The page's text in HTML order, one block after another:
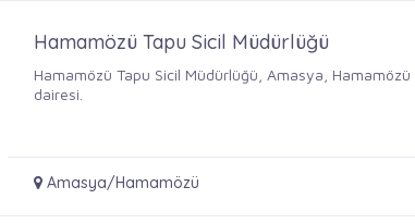
Hamamözü Tapu Sicil Müdürlüğü
Hamamözü Tapu Sicil Müdürlüğü, Amasya,
dairesi.
Amasya/Hamamözü